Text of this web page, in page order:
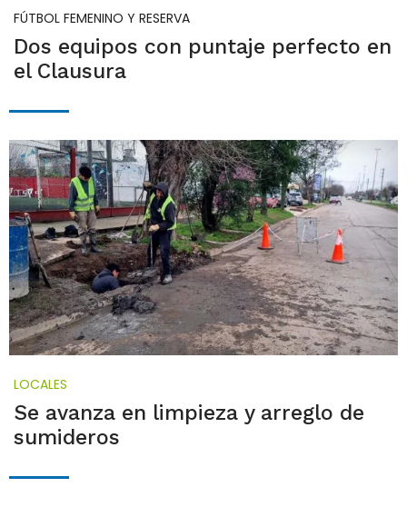
FÚTBOL FEMENINO Y RESERVA
Dos equipos con puntaje perfecto en
el Clausura
LOCALES
Se avanza en limpieza y arreglo de
sumideros